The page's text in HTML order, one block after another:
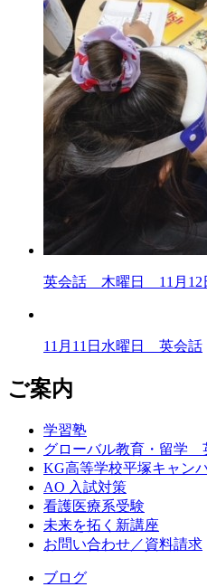
英会話 木曜日 11月12
11月11日水曜日 英会話
ご案内
学習塾
グローバル教育・留学
KG高等学校平塚キャン
AO 入試対策
看護医療系受験
未来を拓く新講座
お問い合わせ／資料請求
ブログ